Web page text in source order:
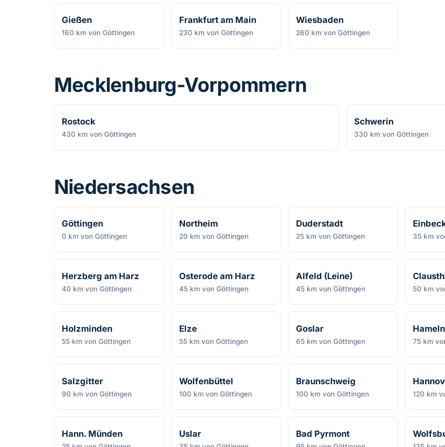
Gießen
160 km von Göttingen
Frankfurt am Main
230 km von Göttingen
Wiesbaden
260 km von Göttingen
Mecklenburg-Vorpommern
Rostock
430 km von Göttingen
Schwerin
330 km von Göttingen
Niedersachsen
Göttingen
0 km von Göttingen
Northeim
20 km von Göttingen
Duderstadt
25 km von Göttingen 35 km
Herzberg am Harz
40 km von Göttingen
Osterode am Harz
45 km von Göttingen
Alfeld (Leine)
45 km von Göttingen 50 km
Holzminden
55 km von Göttingen
Elze
55 km von Göttingen
Goslar
65 km von Göttingen
Hameln
75 km
Salzgitter
90 km von Göttingen
Wolfenbüttel
100 km von Göttingen
Braunschweig
100 km von Göttingen 120 km
Hann. Münden Uslar Bad Pyrmont